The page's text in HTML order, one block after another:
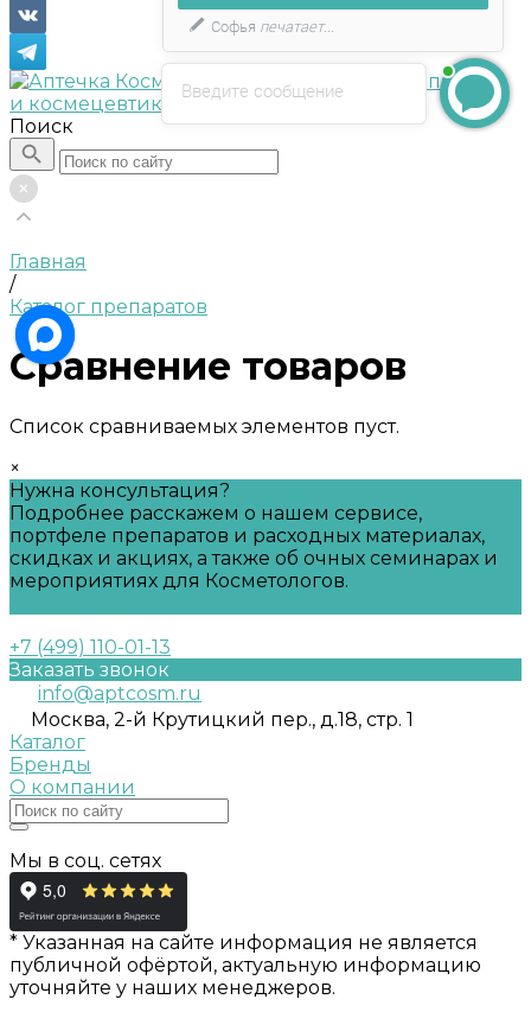
Поиск
Главная
/
Каталог препаратов
Сравнение товаров
Список сравниваемых элементов пуст.
×
Нужна консультация?
Подробнее расскажем о нашем сервисе,
портфеле препаратов и расходных материалах,
скидках и акциях, а также об очных семинарах и
мероприятиях для Косметологов.
+7 (499) 110-01-13
Заказать звонок
info@aptcosm.ru
Москва, 2-й Крутицкий пер., д.18, стр. 1
Каталог
Бренды
О компании
Мы в соц. сетях
* Указанная на сайте информация не является
публичной офёртой, актуальную информацию
уточняйте у наших менеджеров.
Введите сообщение
Софья печатает...